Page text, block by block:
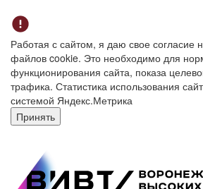
Работая с сайтом, я даю свое согласие
файлов cookie. Это необходимо для
функционирования сайта, показа
трафика. Статистика использования
системой Яндекс.Метрика
Принять